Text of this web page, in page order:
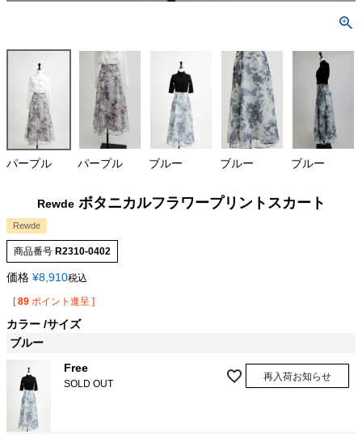
パープル パープル ブルー ブルー ブルー
Rewde ボタニカルフラワープリントスカート
Rewde
商品番号 R2310-0402
価格 ¥8,910税込
[ 89 ポイント進呈 ]
カラー サイズ
ブルー
Free
SOLD OUT
再入荷お知らせ